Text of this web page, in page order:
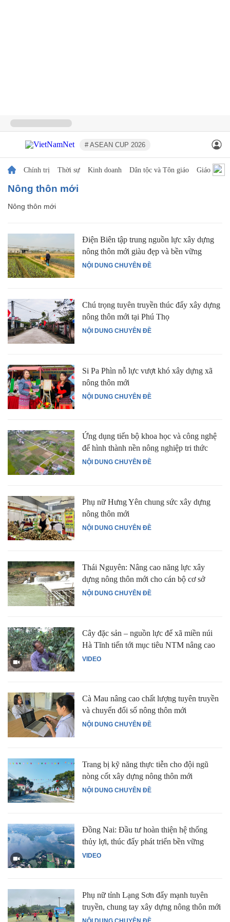
# ASEAN CUP 2026
Chính trị Thời sự Kinh doanh Dân tộc và Tôn giáo Giáo dục
Nông thôn mới
Nông thôn mới
NỘI DUNG CHUYÊN ĐỀ
Điện Biên tập trung nguồn lực xây dựng
nông thôn mới giàu đẹp và bền vững
NỘI DUNG CHUYÊN ĐỀ
Chú trọng tuyên truyền thúc đẩy xây dựng
nông thôn mới tại Phú Thọ
NỘI DUNG CHUYÊN ĐỀ
Si Pa Phìn nỗ lực vượt khó xây dựng xã
nông thôn mới
NỘI DUNG CHUYÊN ĐỀ
Ứng dụng tiến bộ khoa học và công nghệ
để hình thành nền nông nghiệp tri thức
NỘI DUNG CHUYÊN ĐỀ
Phụ nữ Hưng Yên chung sức xây dựng
nông thôn mới
NỘI DUNG CHUYÊN ĐỀ
Thái Nguyên: Nâng cao năng lực xây
dựng nông thôn mới cho cán bộ cơ sở
VIDEO
Cây đặc sản – nguồn lực để xã miền núi
Hà Tĩnh tiến tới mục tiêu NTM nâng cao
NỘI DUNG CHUYÊN ĐỀ
Cà Mau nâng cao chất lượng tuyên truyền
và chuyển đổi số nông thôn mới
NỘI DUNG CHUYÊN ĐỀ
Trang bị kỹ năng thực tiễn cho đội ngũ
nòng cốt xây dựng nông thôn mới
VIDEO
Đồng Nai: Đầu tư hoàn thiện hệ thống
thủy lợi, thúc đẩy phát triển bền vững
Phụ nữ tỉnh Lạng Sơn đẩy mạnh tuyên
truyền, chung tay xây dựng nông thôn mới